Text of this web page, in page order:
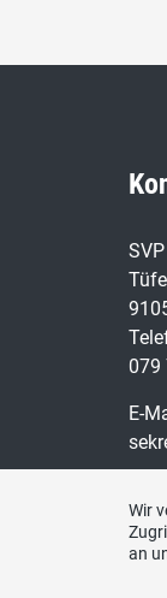
079
E-
Wir
an